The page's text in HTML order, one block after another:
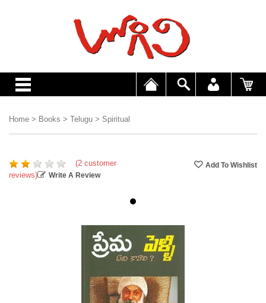
Home > Books > Telugu > Spiritual
(2 customer
reviews)
Write A Review